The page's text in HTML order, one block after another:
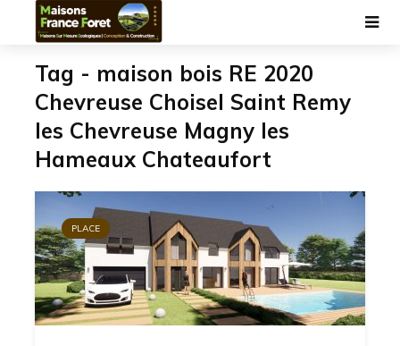
Tag - maison bois RE 2020
Chevreuse Choisel Saint Remy
les Chevreuse Magny les
Hameaux Chateaufort
PLACE